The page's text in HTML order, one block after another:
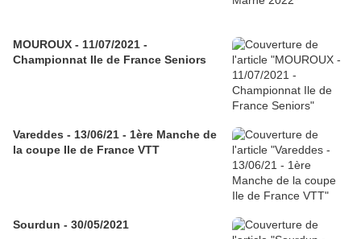
MOUROUX - 11/07/2021 -
Championnat Ile de France Seniors
Vareddes - 13/06/21 - 1ère Manche de
la coupe Ile de France VTT
Sourdun - 30/05/2021